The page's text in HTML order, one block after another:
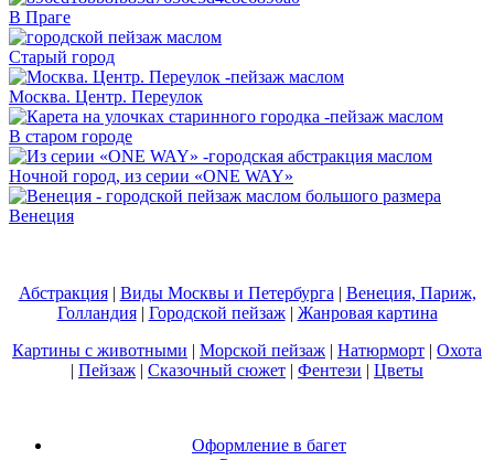
В Праге
Старый город
Москва. Центр. Переулок
В старом городе
Ночной город, из серии «ONE WAY»
Венеция
Абстракция| Виды Москвы и Петербурга | Венеция, Париж,
Голландия| Городской пейзаж| Жанровая картина
Картины с животными | Морской пейзаж | Натюрморт | Охота
| Пейзаж | Сказочный сюжет | Фентези | Цветы
Оформление в багет